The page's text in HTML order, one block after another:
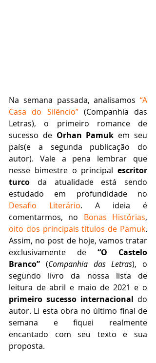
Na semana passada, analisamos “A
Casa do Silêncio” (Companhia das
Letras), o primeiro romance de
sucesso de Orhan Pamuk em seu
país(e a segunda publicação do
autor). Vale a pena lembrar que
nesse bimestre o principal escritor
turco da atualidade está sendo
Desafio Literário. A ideia é
comentarmos, no Bonas Histórias
oito dos principais títulos de Pamuk.
Assim, no post de hoje, vamos tratar
exclusivamente de “O Castelo
Branco” (Companhia das Letras), o
segundo livro da nossa lista de
primeiro sucesso internacional do
autor. Li esta obra no último final de
semana e fiquei realmente
encantado com seu texto e sua
proposta.